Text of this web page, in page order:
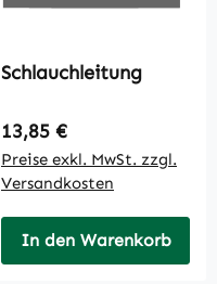
Schlauchleitung
Regulärer Preis:
13,85 €
Preise exkl. MwSt. zzgl.
Versandkosten
In den Warenkorb